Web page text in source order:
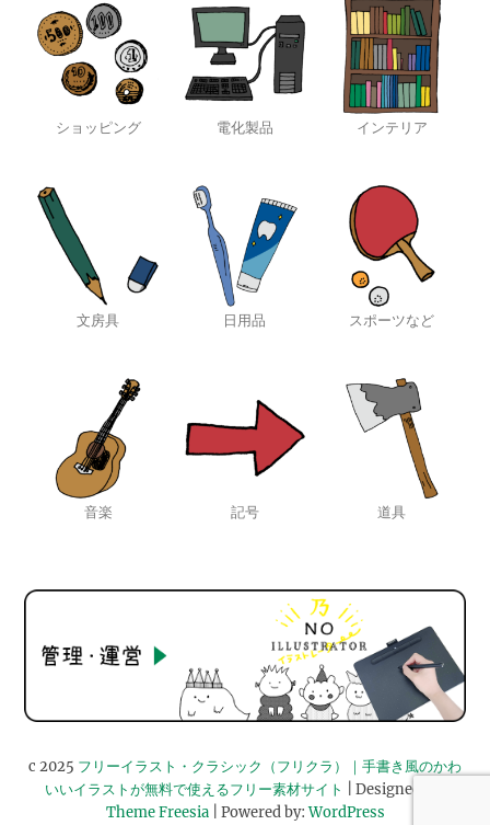
ショッピング 電化製品 インテリア
文房具 日用品 スポーツなど
音楽 記号 道具
c 2025 フリーイラスト・クラシック（フリクラ）｜手書き風のかわ
いいイラストが無料で使えるフリー素材サイト
| Designed by:
Theme Freesia| Powered by:WordPress